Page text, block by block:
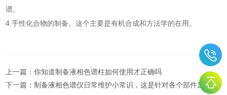
谱。
4.手性化合物的制备。这个主要是有机合成和方法学的在用。
上一篇：你知道制备液相色谱柱如何使用才正确吗
下一篇：制备液相色谱仪日常维护小常识，这是针对各个部件足够详细的